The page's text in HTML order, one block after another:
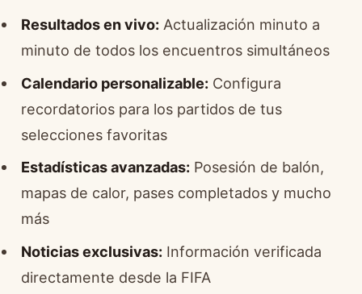
Resultados en vivo:Actualización minuto a
minuto de todos los encuentros simultáneos
Calendario personalizable:Configura
recordatorios para los partidos de tus
selecciones favoritas
Estadísticas avanzadas:Posesión de balón,
mapas de calor, pases completados y mucho
más
Noticias exclusivas:Información verificada
directamente desde la FIFA